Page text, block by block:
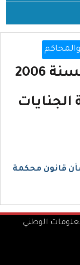
قرار بقانون رقم (7) لسنة 2006
رقم (7) لسنة 2006 بشأن قانون محكمة
الوطني